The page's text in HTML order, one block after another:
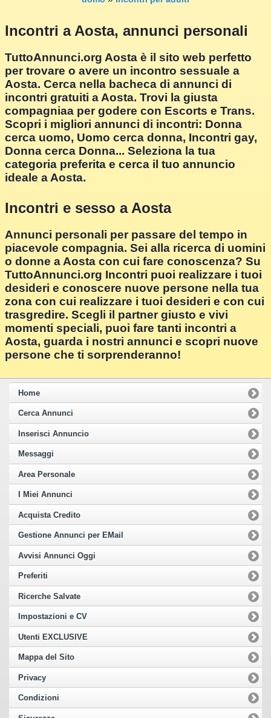
Incontri a Aosta, annunci personali
TuttoAnnunci.org Aosta è il sito web perfetto
per trovare o avere un incontro sessuale a
Aosta. Cerca nella bacheca di annunci di
incontri gratuiti a Aosta. Trovi la giusta
compagniaa per godere con Escorts e Trans.
Scopri i migliori annunci di incontri: Donna
cerca uomo, Uomo cerca donna, Incontri gay,
Donna cerca Donna... Seleziona la tua
categoria preferita e cerca il tuo annuncio
ideale a Aosta.
Incontri e sesso a Aosta
Annunci personali per passare del tempo in
piacevole compagnia. Sei alla ricerca di uomini
o donne a Aosta con cui fare conoscenza? Su
TuttoAnnunci.org Incontri puoi realizzare i tuoi
desideri e conoscere nuove persone nella tua
zona con cui realizzare i tuoi desideri e con cui
trasgredire. Scegli il partner giusto e vivi
momenti speciali, puoi fare tanti incontri a
Aosta, guarda i nostri annunci e scopri nuove
persone che ti sorprenderanno!
Home
Cerca Annunci
Inserisci Annuncio
Messaggi
Area Personale
I Miei Annunci
Acquista Credito
Gestione Annunci per EMail
Avvisi Annunci Oggi
Preferiti
Ricerche Salvate
Impostazioni e CV
Utenti EXCLUSIVE
Mappa del Sito
Privacy
Condizioni